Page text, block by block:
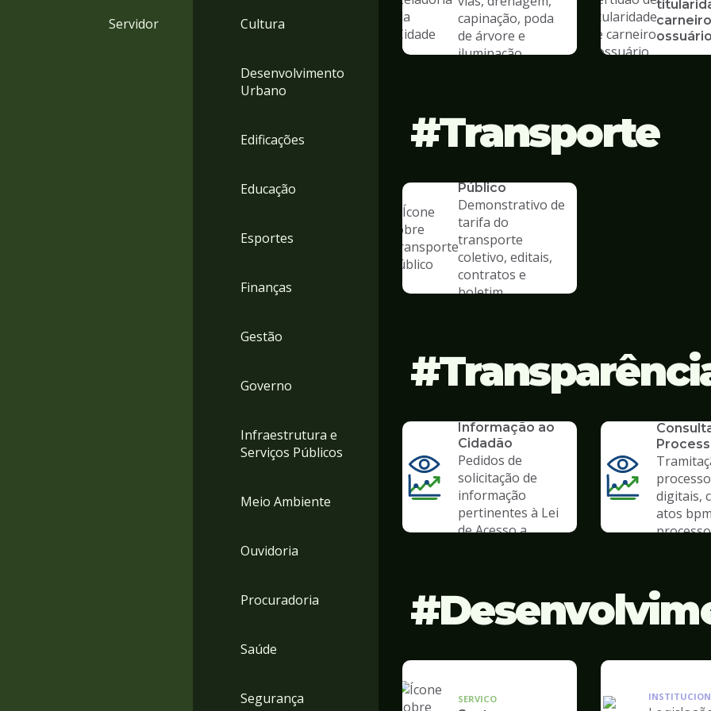
Servidor Cultura
Desenvolvimento
Urbano
Edificações
Educação
Esportes
Finanças
Gestão
Governo
Infraestrutura e
Serviços Públicos
Meio Ambiente
Ouvidoria
Procuradoria
Saúde
Segurança
capinação, poda
de árvore e
iluminação
ossuário
Transporte
Público
Demonstrativo de
tarifa do
transporte
coletivo, editais,
contratos e
boletim
Informação ao
Cidadão
Pedidos de
solicitação de
informação
pertinentes à Lei
de Acesso a
digitais,
atos
SERVICO